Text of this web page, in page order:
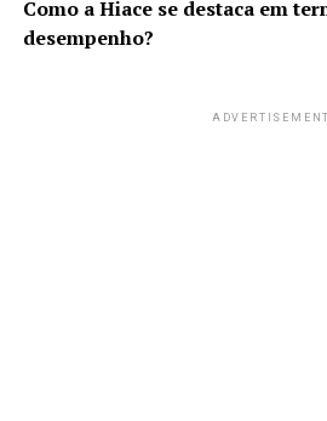
Como a Hiace se destaca em
desempenho?
ADVERTISEMENT